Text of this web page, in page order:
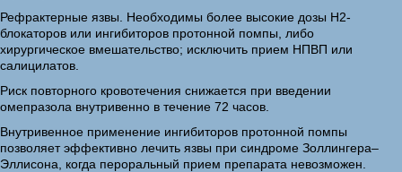
Рефрактерные язвы. Необходимы более высокие дозы Н2-
блокаторов или ингибиторов протонной помпы, либо
хирургическое вмешательство; исключить прием НПВП или
салицилатов.
Риск повторного кровотечения снижается при введении
омепразола внутривенно в течение 72 часов.
Внутривенное применение ингибиторов протонной помпы
позволяет эффективно лечить язвы при синдроме Золлингера–
Эллисона, когда пероральный прием препарата невозможен.